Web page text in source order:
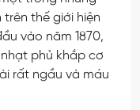
trên thế giới hiện
vào năm 1870,
phủ khắp cơ
rất ngầu và máu